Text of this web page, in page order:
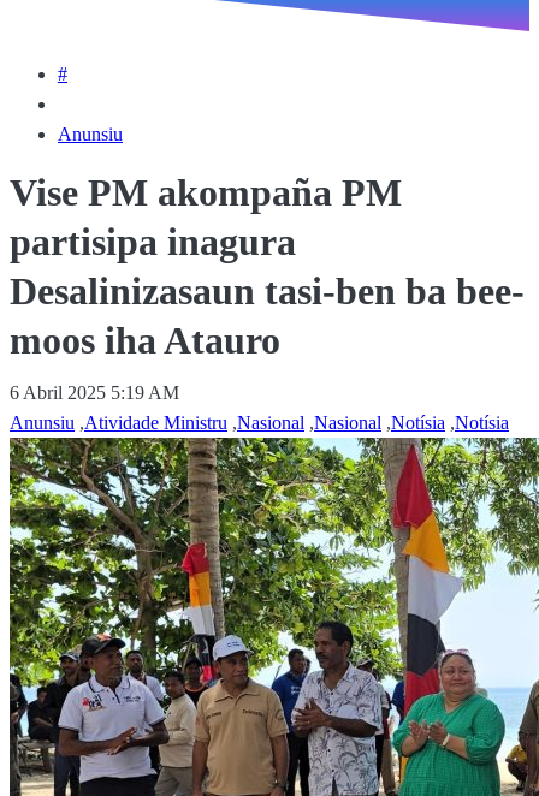
#
Anunsiu
Vise PM akompaña PM
partisipa inagura
Desalinizasaun tasi-ben ba bee-
moos iha Atauro
6 Abril 2025 5:19 AM
Anunsiu ,Atividade Ministru ,Nasional ,Nasional ,Notísia ,Notísia